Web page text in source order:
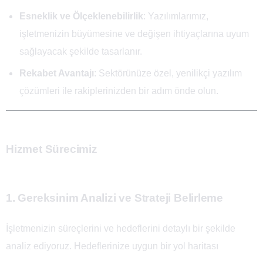
Esneklik ve Ölçeklenebilirlik: Yazılımlarımız,
işletmenizin büyümesine ve değişen ihtiyaçlarına uyum
sağlayacak şekilde tasarlanır.
Rekabet Avantajı: Sektörünüze özel, yenilikçi yazılım
çözümleri ile rakiplerinizden bir adım önde olun.
Hizmet Sürecimiz
1. Gereksinim Analizi ve Strateji Belirleme
İşletmenizin süreçlerini ve hedeflerini detaylı bir şekilde
analiz ediyoruz. Hedeflerinize uygun bir yol haritası